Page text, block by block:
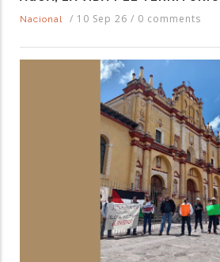
Nacional / 10 Sep 26 / 0 comments